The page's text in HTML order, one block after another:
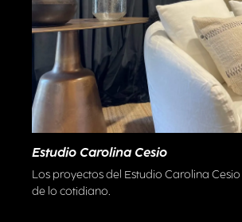
Estudio Carolina Cesio
Los proyectos del Estudio Carolina
de lo cotidiano.